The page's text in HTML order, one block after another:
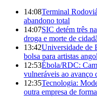
14:08Terminal
abandono total
14:07SIC detém três
droga e morte de
13:42Universidade de
bolsa para artistas
12:53Ébola/RDC:
vulneráveis ao avanço
12:35Tecnologia:
outra empresa de